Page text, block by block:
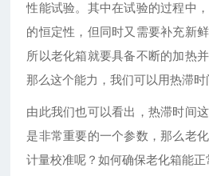
性能试验。其中在试验的过程中
的恒定性，但同时又需要补充新
所以老化箱就要具备不断的加热
那么这个能力，我们可以用热滞时
由此我们也可以看出，热滞时间
是非常重要的一个参数，那么老
计量校准呢？如何确保老化箱能正